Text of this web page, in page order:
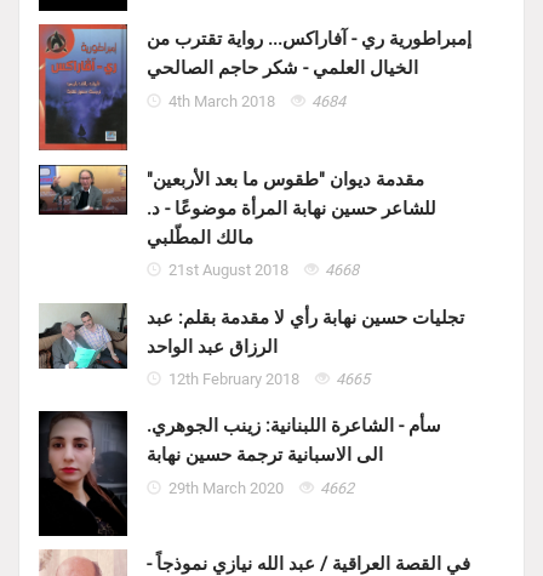
إمبراطورية ري - آفاراكس... رواية تقترب من
الخيال العلمي - شكر حاجم الصالحي
4th March 2018 4684
مقدمة ديوان "طقوس ما بعد الأربعين"
للشاعر حسين نهابة المرأة موضوعًا - د.
مالك المطّلبي
21st August 2018 4668
تجليات حسين نهابة رأي لا مقدمة بقلم: عبد
الرزاق عبد الواحد
12th February 2018 4665
سأم - الشاعرة اللبنانية: زينب الجوهري.
الى الاسبانية ترجمة حسين نهابة
29th March 2020 4662
في القصة العراقية / عبد الله نيازي نموذجاً -